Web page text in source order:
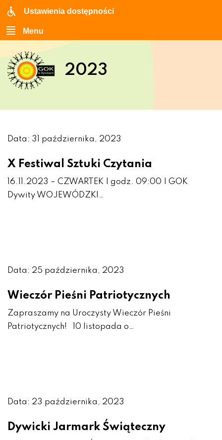
Ustawienia dostępności
Menu
2023
Data: 31 października, 2023
X Festiwal Sztuki Czytania
16.11.2023 – CZWARTEK | godz. 09:00 | GOK
Dywity WOJEWÓDZKI…
Data: 25 października, 2023
Wieczór Pieśni Patriotycznych
Zapraszamy na Uroczysty Wieczór Pieśni
Patriotycznych! 10 listopada o…
Data: 23 października, 2023
Dywicki Jarmark Świąteczny